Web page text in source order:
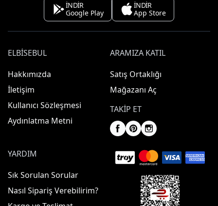
İNDİR
Google Play
İNDİR
App Store
ELBISEBUL
Hakkımızda
İletişim
Kullanıcı Sözleşmesi
Aydınlatma Metni
ARAMIZA KATIL
Satış Ortaklığı
Mağazanı Aç
TAKIP ET
YARDIM
Sık Sorulan Sorular
Nasıl Sipariş Verebilirim?